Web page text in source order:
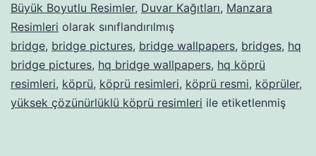
Büyük Boyutlu Resimler, Duvar Kağıtları, Manzara
Resimleri olarak sınıflandırılmış
bridge, bridge pictures, bridge wallpapers, bridges, hq
bridge pictures, hq bridge wallpapers, hq köprü
resimleri, köprü, köprü resimleri, köprü resmi, köprüler,
yüksek çözünürlüklü köprü resimleri ile etiketlenmiş